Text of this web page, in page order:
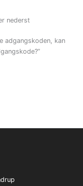
nederst
adgangskoden, kan